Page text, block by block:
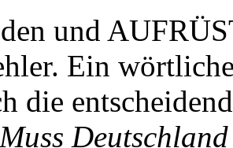
und
Ein
die